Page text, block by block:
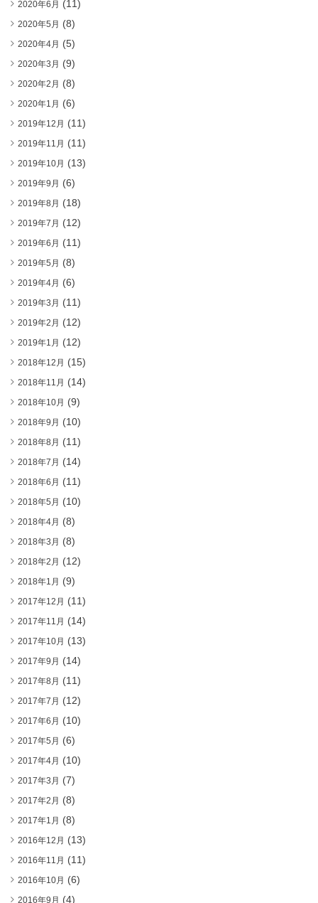
2020年6月 (11)
2020年5月 (8)
2020年4月 (5)
2020年3月 (9)
2020年2月 (8)
2020年1月 (6)
2019年12月 (11)
2019年11月 (11)
2019年10月 (13)
2019年9月 (6)
2019年8月 (18)
2019年7月 (12)
2019年6月 (11)
2019年5月 (8)
2019年4月 (6)
2019年3月 (11)
2019年2月 (12)
2019年1月 (12)
2018年12月 (15)
2018年11月 (14)
2018年10月 (9)
2018年9月 (10)
2018年8月 (11)
2018年7月 (14)
2018年6月 (11)
2018年5月 (10)
2018年4月 (8)
2018年3月 (8)
2018年2月 (12)
2018年1月 (9)
2017年12月 (11)
2017年11月 (14)
2017年10月 (13)
2017年9月 (14)
2017年8月 (11)
2017年7月 (12)
2017年6月 (10)
2017年5月 (6)
2017年4月 (10)
2017年3月 (7)
2017年2月 (8)
2017年1月 (8)
2016年12月 (13)
2016年11月 (11)
2016年10月 (6)
2016年9月 (4)